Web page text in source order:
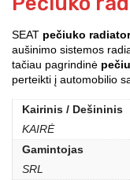
SEAT pečiuko
aušinimo sistemos
tačiau pagrindinė
perteikti į automobilio
Kairinis / Dešininis
KAIRĖ
Gamintojas
SRL